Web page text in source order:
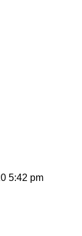
5:42 pm